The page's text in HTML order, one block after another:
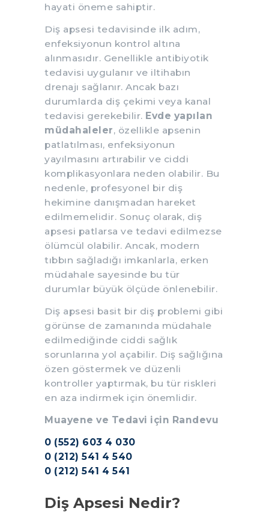
hayati öneme sahiptir.
Diş apsesi tedavisinde ilk adım,
enfeksiyonun kontrol altına
alınmasıdır. Genellikle antibiyotik
tedavisi uygulanır ve iltihabın
drenajı sağlanır. Ancak bazı
durumlarda diş çekimi veya kanal
tedavisi gerekebilir. Evde yapılan
müdahaleler, özellikle apsenin
patlatılması, enfeksiyonun
yayılmasını artırabilir ve ciddi
komplikasyonlara neden olabilir. Bu
nedenle, profesyonel bir diş
hekimine danışmadan hareket
edilmemelidir. Sonuç olarak, diş
apsesi patlarsa ve tedavi edilmezse
ölümcül olabilir. Ancak, modern
tıbbın sağladığı imkanlarla, erken
müdahale sayesinde bu tür
durumlar büyük ölçüde önlenebilir.
Diş apsesi basit bir diş problemi gibi
görünse de zamanında müdahale
edilmediğinde ciddi sağlık
sorunlarına yol açabilir. Diş sağlığına
özen göstermek ve düzenli
kontroller yaptırmak, bu tür riskleri
en aza indirmek için önemlidir.
Muayene ve Tedavi için Randevu
0 (552) 603 4 030
0 (212) 541 4 540
0 (212) 541 4 541
Diş Apsesi Nedir?